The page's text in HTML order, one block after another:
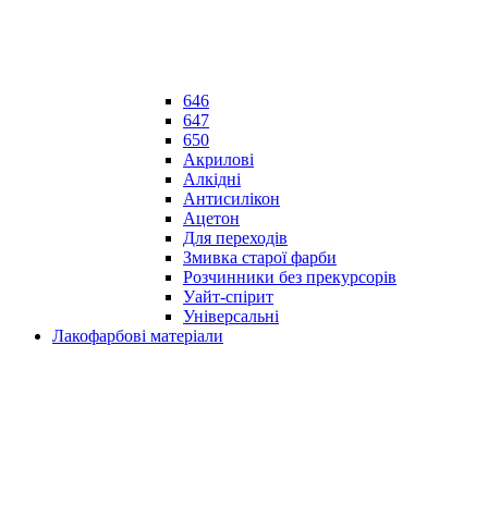
646
647
650
Акрилові
Алкідні
Антисилікон
Ацетон
Для переходів
Змивка старої фарби
Розчинники без прекурсорів
Уайт-спірит
Універсальні
Лакофарбові матеріали